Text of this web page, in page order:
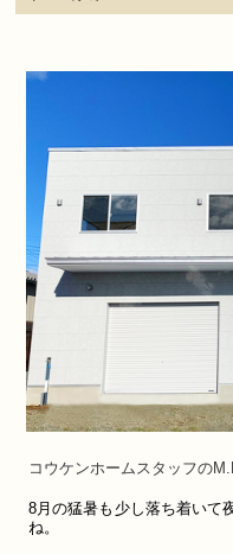
コウケンホーム スタッフの
8月の猛暑も少し落ち着いて
ね。